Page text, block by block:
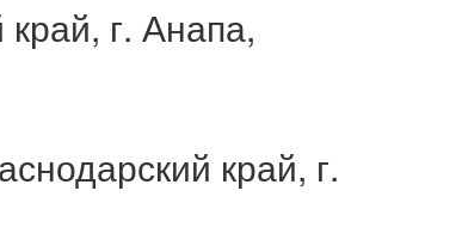
г. Анапа,
край, г.